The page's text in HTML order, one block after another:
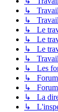
↳
↳
↳ Le
↳ Le
↳ Le
↳
↳ Les
↳ Forum
↳ Forum
↳ La
↳